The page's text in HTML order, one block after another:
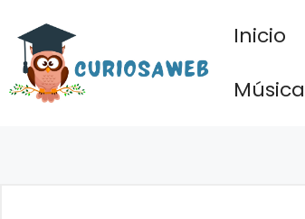
contenido
Inicio
Música